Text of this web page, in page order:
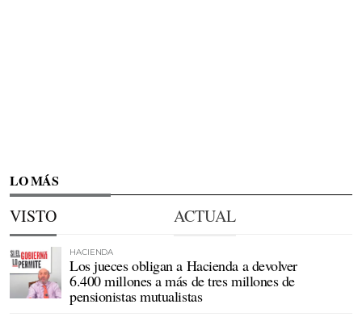
LO MÁS
VISTO ACTUAL
HACIENDA
Los jueces obligan a Hacienda a devolver
6.400 millones a más de tres millones de
pensionistas mutualistas